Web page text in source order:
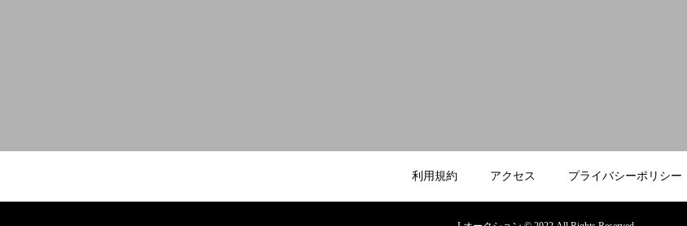
利用規約 アクセス プライバシーポリシー